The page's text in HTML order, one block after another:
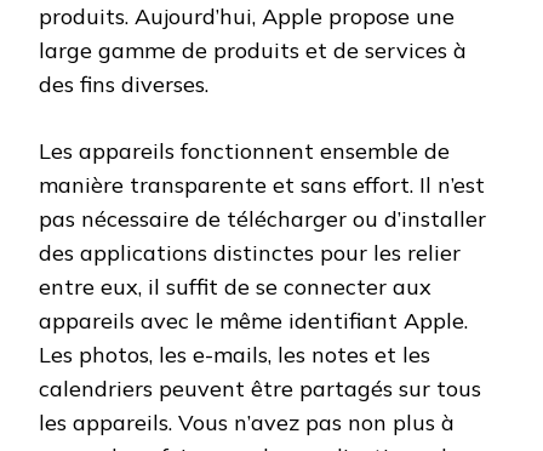
produits. Aujourd’hui, Apple propose une
large gamme de produits et de services à
des fins diverses.
Les appareils fonctionnent ensemble de
manière transparente et sans effort. Il n’est
pas nécessaire de télécharger ou d’installer
des applications distinctes pour les relier
entre eux, il suffit de se connecter aux
appareils avec le même identifiant Apple.
Les photos, les e-mails, les notes et les
calendriers peuvent être partagés sur tous
les appareils. Vous n’avez pas non plus à